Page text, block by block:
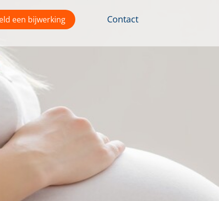
een bijwerking Contact